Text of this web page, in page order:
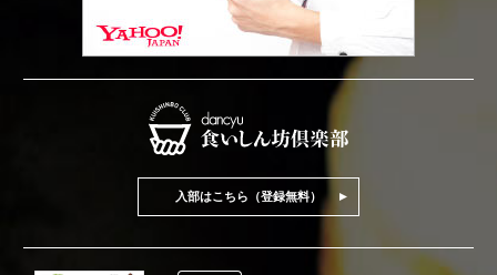
入部はこちら（登録無料）